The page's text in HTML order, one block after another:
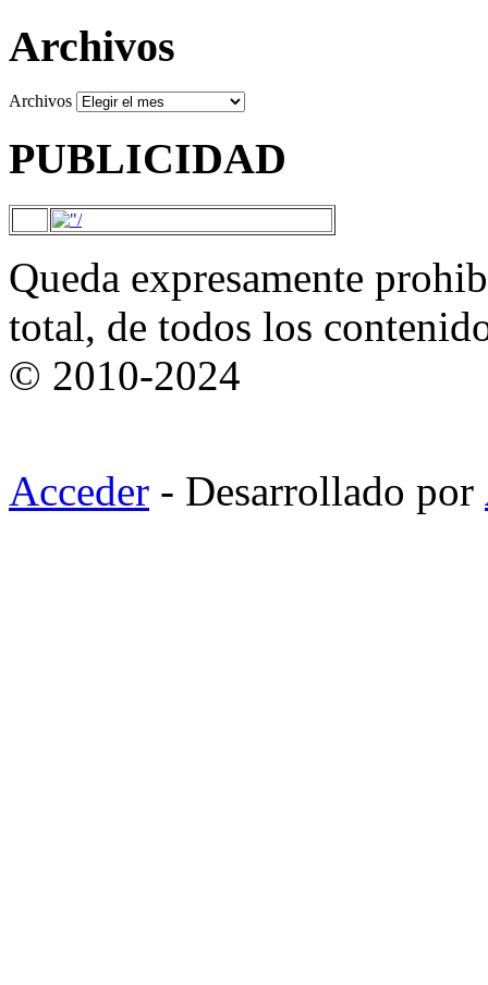
Archivos
Archivos
PUBLICIDAD
Queda expresamente
total, de todos los
© 2010-2024
Acceder - Desarrollado por